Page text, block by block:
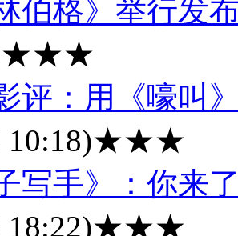
伯格》举行发
★★★
评：用《嚎叫
10:18)★★★
写手》：你来
18:22)★★★